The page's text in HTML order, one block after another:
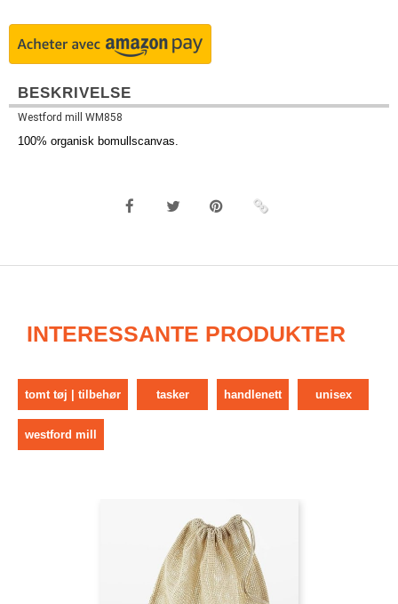
BESKRIVELSE
Westford mill WM858
100% organisk bomullscanvas.
INTERESSANTE PRODUKTER
tomt tøj | tilbehør tasker handlenett unisex
westford mill